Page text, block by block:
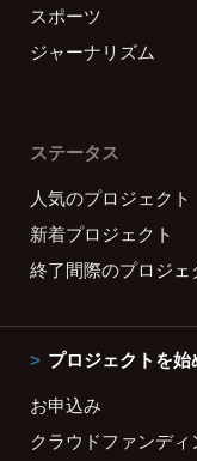
スポーツ
ジャーナリズム
ステータス
人気のプロジェクト
新着プロジェクト
終了間際のプロジェ
プロジェクトを始
お申込み
クラウドファンディ